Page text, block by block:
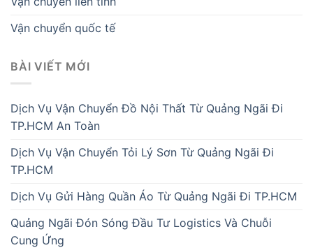
Vận chuyển quốc tế
BÀI VIẾT MỚI
Dịch Vụ Vận Chuyển Đồ Nội Thất Từ Quảng Ngãi Đi
TP.HCM An Toàn
Dịch Vụ Vận Chuyển Tỏi Lý Sơn Từ Quảng Ngãi Đi
TP.HCM
Dịch Vụ Gửi Hàng Quần Áo Từ Quảng Ngãi Đi TP.HCM
Quảng Ngãi Đón Sóng Đầu Tư Logistics Và Chuỗi
Cung Ứng